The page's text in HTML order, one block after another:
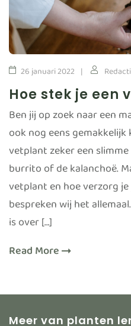
26 januari 2022
Hoe stek je een
Ben jij op zoek naar een
ook nog eens
vetplant zeker een
burrito of de kalanchoë.
vetplant en hoe verzorg
bespreken wij het
is over […]
Read More
Meer van planten